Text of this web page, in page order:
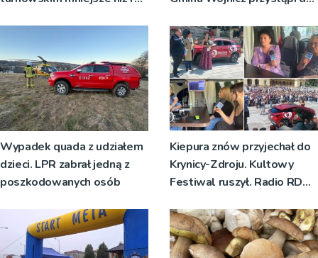
planistycznych
Wypadek quada z udziałem
dzieci. LPR zabrał jedną z
poszkodowanych osób
Kiepura znów przyjechał do
Krynicy-Zdroju. Kultowy
Festiwal ruszył. Radio RDN
[ZDJĘCIA]